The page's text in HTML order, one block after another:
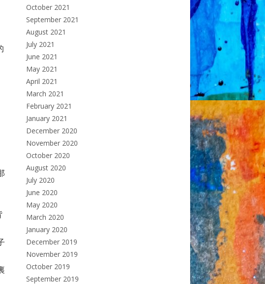
October 2021
September 2021
August 2021
July 2021
June 2021
May 2021
April 2021
March 2021
February 2021
January 2021
December 2020
November 2020
October 2020
August 2020
July 2020
June 2020
May 2020
March 2020
January 2020
December 2019
November 2019
October 2019
September 2019